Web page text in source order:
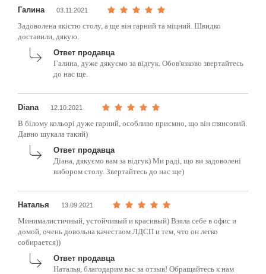
Галина 03.11.2021
Задоволена якістю столу, а ще він гарний та міцний. Швидко
доставили, дякую.
Ответ продавца
Галина, дуже дякуємо за відгук. Обов'язково звертайтесь
до нас ще.
Diana 12.10.2021
В білому кольорі дуже гарний, особливо приємно, що він глянсовий.
Давно шукала такий)
Ответ продавца
Діана, дякуємо вам за відгук) Ми раді, що ви задоволені
вибором столу. Звертайтесь до нас ще)
Наталья 13.09.2021
Минималистичный, устойчивый и красивый) Взяла себе в офис и
домой, очень довольна качеством ЛДСП и тем, что он легко
собирается))
Ответ продавца
Наталья, благодарим вас за отзыв! Обращайтесь к нам